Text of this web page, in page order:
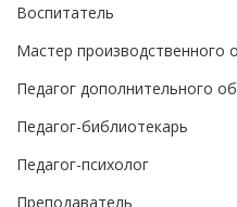
Воспитатель
Мастер производственного
Педагог дополнительного
Педагог-библиотекарь
Педагог-психолог
Преподаватель